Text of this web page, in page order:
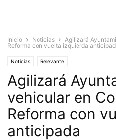
Inicio Noticias
Agilizará
Reforma con vuelta izquierda
Noticias Relevante
Agilizará
vehicular en
Reforma con
anticipada